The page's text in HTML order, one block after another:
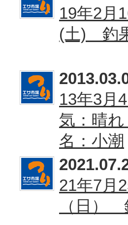
19年2月
(土) 釣
13年3
気：晴
名：小潮
21年7月
（日）